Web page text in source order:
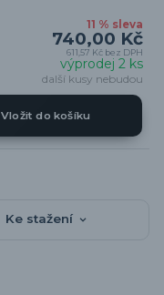
11 % sleva
740,00 Kč
611,57 Kč bez DPH
výprodej 2 ks
další kusy nebudou
Vložit do košíku
Ke stažení